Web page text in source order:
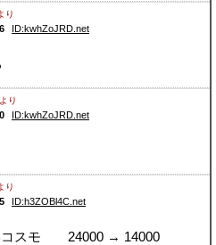
り
ID:kwhZoJRD.net
より
ID:kwhZoJRD.net
り
ID:h3ZOBl4C.net
スモ 24000 → 14000